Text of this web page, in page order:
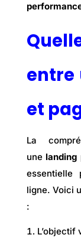
entre
et
La
une landing
essentielle
ligne. Voici
:
L’objectif